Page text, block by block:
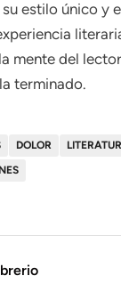
estilo único y
mente del
terminado.
DOLOR